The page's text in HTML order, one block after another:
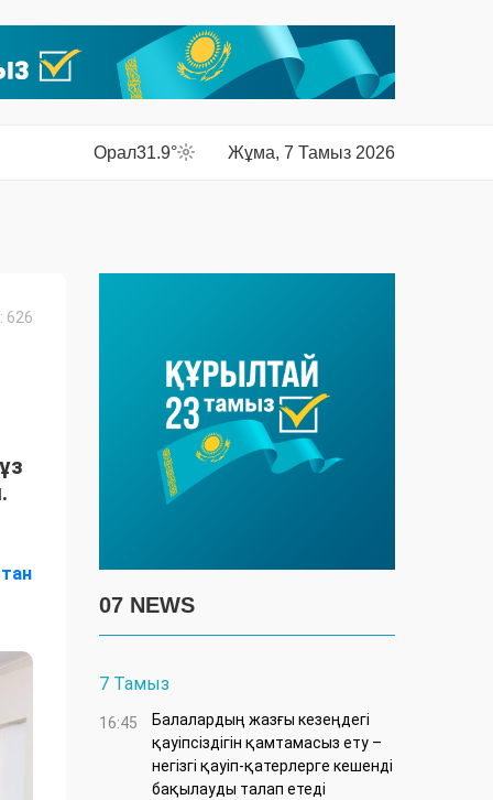
Орал31.9° Жұма, 7 Тамыз 2026
626
07 NEWS
7 Тамыз
16:45
Балалардың жазғы кезеңдегі
қауіпсіздігін қамтамасыз ету –
негізгі қауіп-қатерлерге кешенді
бақылауды талап етеді